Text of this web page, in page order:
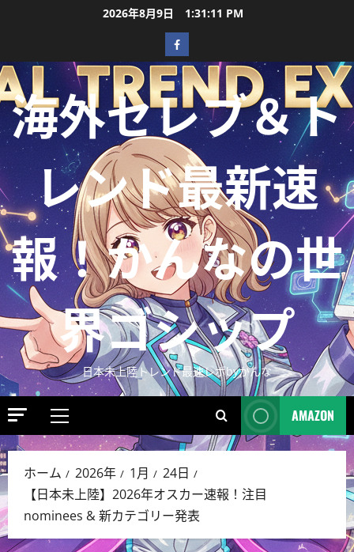
2026年8月9日 1:31:13 PM
海外セレブ＆ト
レンド最新速
報！かんなの世
界ゴシップ
日本未上陸トレンド最速レポbyかんな
AMAZON
ホーム 2026年 1月
24日
【日本未上陸】2026年オスカー速報！注目
nominees & 新カテゴリー発表